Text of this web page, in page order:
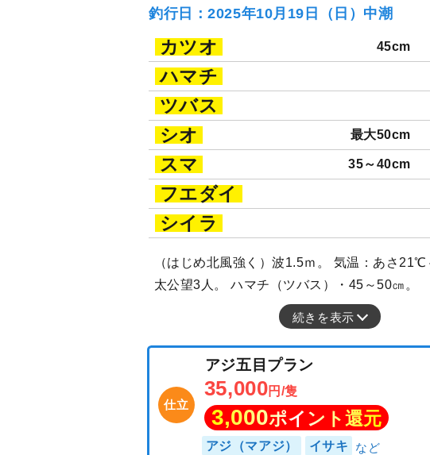
釣行日：2025年10月19日（日）中潮
カツオ 45cm
ハマチ
ツバス
シオ
最大50cm
スマ 35～40cm
フエダイ
シイラ
（はじめ北風強く）波1.5ｍ。 気温：あさ21℃
太公望3人。 ハマチ（ツバス）・45～50㎝。
続きを表示